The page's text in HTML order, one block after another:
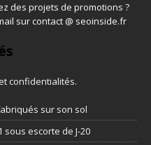
des projets de promotions ?
sur contact @ seoinside.fr
confidentialités.
sur son sol
sous escorte de J-20